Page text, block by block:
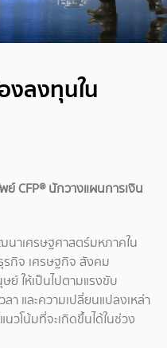
งลงทุนใน
CFP® นักวางแผนการเงิน
าเศรษฐศาสตร์มหภาคใน
รกิจ เศรษฐกิจ สังคม
ให้เป็นไปตามแรงขับ
า และความเปลี่ยนแปลงเหล่า
วโน้มที่จะเกิดขึ้นได้ในช่วง